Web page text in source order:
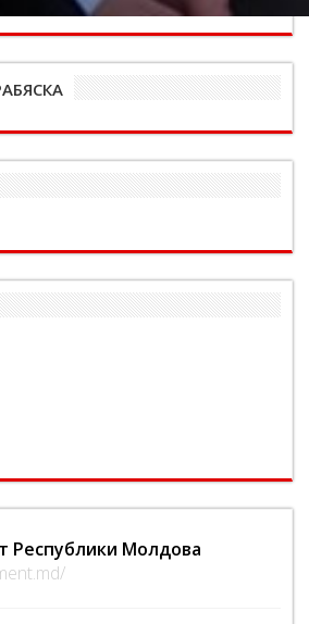
Республики Молдова